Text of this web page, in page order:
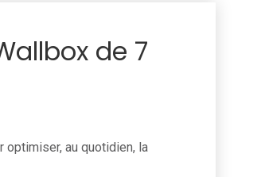
de 7
optimiser, au quotidien, la